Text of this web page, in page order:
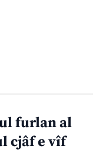
furlan al
cjâf e vîf